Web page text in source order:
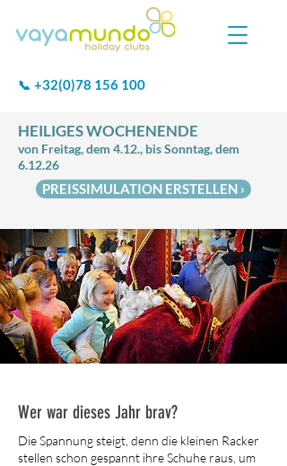
📞 +32(0)78 156 100
HEILIGES WOCHENENDE
von Freitag, dem 4.12., bis Sonntag, dem
6.12.26
PREISSIMULATION ERSTELLEN ›
Wer war dieses Jahr brav?
Die Spannung steigt, denn die kleinen Racker
stellen schon gespannt ihre Schuhe raus, um